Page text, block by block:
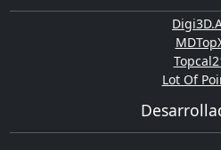
Lot Of